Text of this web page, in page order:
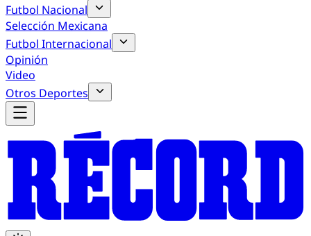
Futbol Nacional
Selección Mexicana
Futbol Internacional
Opinión
Video
Otros Deportes